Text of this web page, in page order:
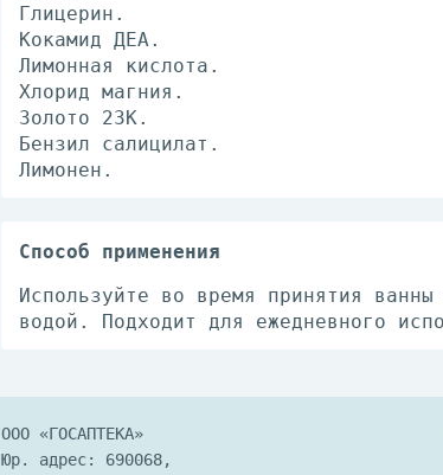
Глицерин.
Кокамид ДЕА.
Лимонная кислота.
Хлорид магния.
Золото 23К.
Бензил салицилат.
Лимонен.
Способ применения
Используйте во время принятия
водой. Подходит для ежедневного
ООО «ГОСАПТЕКА»
Юр. адрес: 690068,